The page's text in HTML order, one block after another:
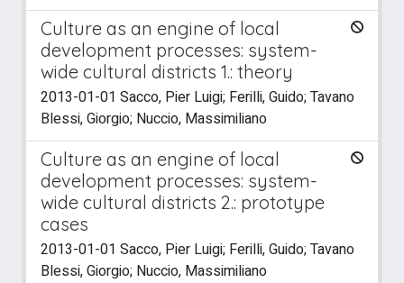
Culture as an engine of local
development processes: system-
wide cultural districts 1.: theory
2013-01-01 Sacco, Pier Luigi; Ferilli, Guido; Tavano
Blessi, Giorgio; Nuccio, Massimiliano
Culture as an engine of local
development processes: system-
wide cultural districts 2.: prototype
cases
2013-01-01 Sacco, Pier Luigi; Ferilli, Guido; Tavano
Blessi, Giorgio; Nuccio, Massimiliano